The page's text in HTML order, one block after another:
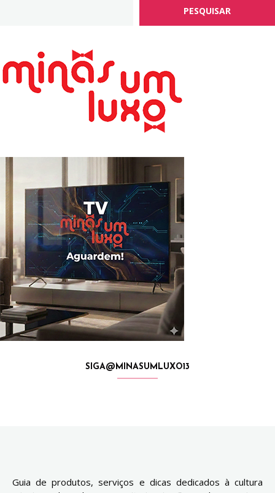
PESQUISAR
SIGA@MINASUMLUXO13
Guia de produtos, serviços e dicas dedicados à cultura